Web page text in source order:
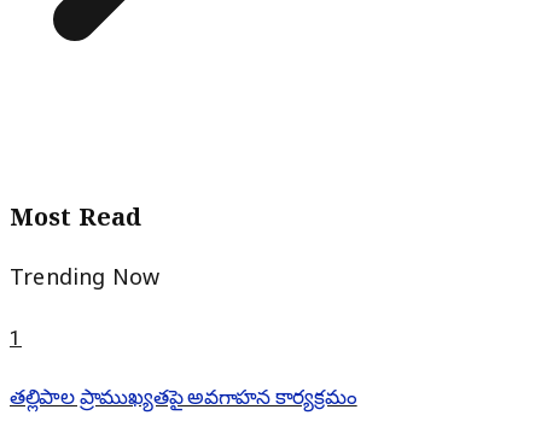
Most Read
Trending Now
1
తల్లిపాల ప్రాముఖ్యతపై అవగాహన కార్యక్రమం